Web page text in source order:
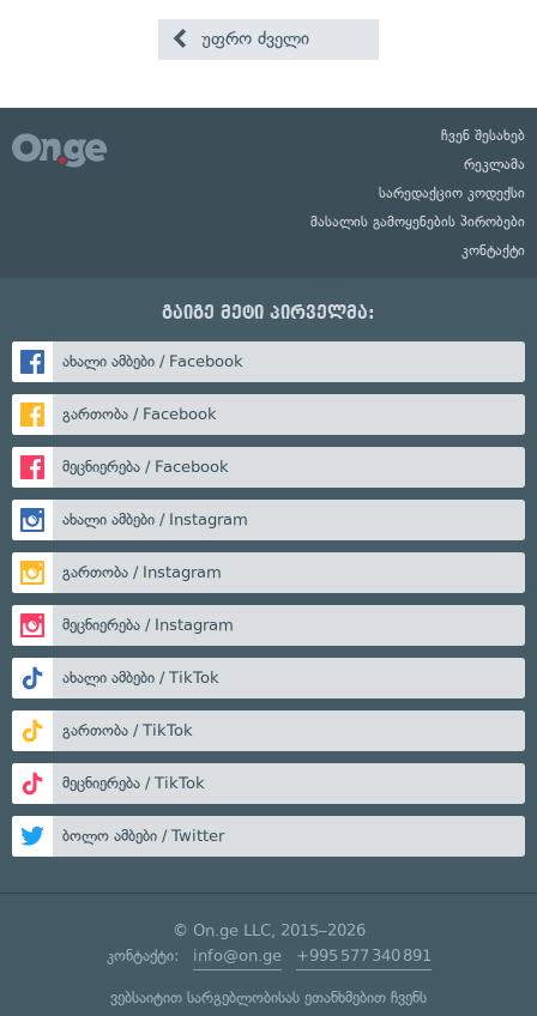
უფრო ძველი
ჩვენ შესახებ
რეკლამა
სარედაქციო კოდექსი
მასალის გამოყენების პირობები
კონტაქტი
გაიგე მეტი პირველმა:
ახალი ამბები / Facebook
გართობა / Facebook
მეცნიერება / Facebook
ახალი ამბები / Instagram
გართობა / Instagram
მეცნიერება / Instagram
ახალი ამბები / TikTok
გართობა / TikTok
მეცნიერება / TikTok
ბოლო ამბები / Twitter
© On.ge LLC, 2015–2026
კონტაქტი: info@on.ge +995 577 340 891
ვებსაიტით სარგებლობისას ეთანხმებით ჩვენს